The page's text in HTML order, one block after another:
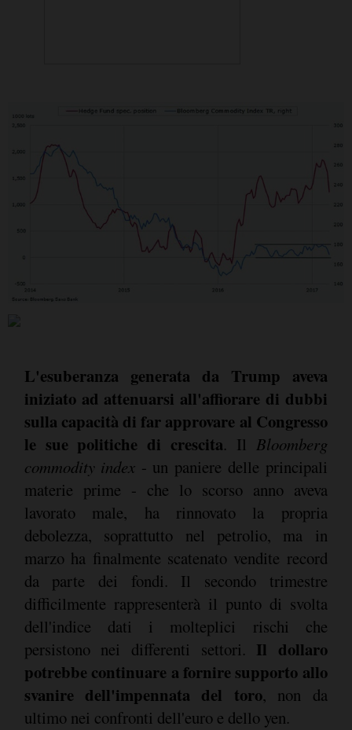
L'esuberanza generata da Trump aveva
iniziato ad attenuarsi all'affiorare di dubbi
sulla capacità di far approvare al Congresso
le sue politiche di crescita. Il Bloomberg
commodity index- un paniere delle principali
materie prime - che lo scorso anno aveva
lavorato male, ha rinnovato la propria
debolezza, soprattutto nel petrolio, ma in
marzo ha finalmente scatenato vendite record
da parte dei fondi. Il secondo trimestre
difficilmente rappresenterà il punto di svolta
dell'indice dati i molteplici rischi che
persistono nei differenti settori. Il dollaro
potrebbe continuare a fornire supporto allo
svanire dell'impennata del toro, non da
ultimo nei confronti dell'euro e dello yen.